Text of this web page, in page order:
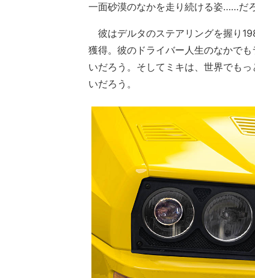
一面砂漠のなかを走り続ける姿……だろ
彼はデルタのステアリングを握り
獲得。彼のドライバー人生のなかで
いだろう。そしてミキは、世界でも
いだろう。